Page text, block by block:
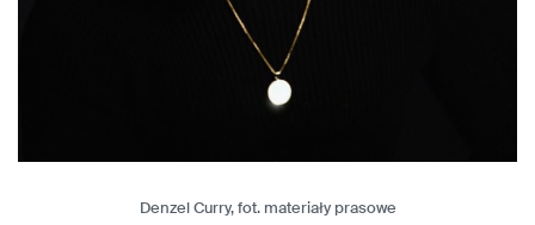
Denzel Curry, fot. materiały prasowe